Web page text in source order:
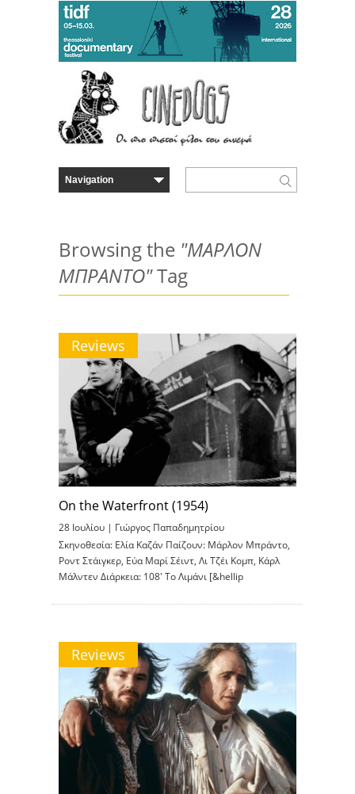
Browsing the "ΜΑΡΛΟΝ
ΜΠΡΑΝΤΟ"Tag
Reviews
On the Waterfront (1954)
28 Ιουλίου | Γιώργος Παπαδημητρίου
Σκηνοθεσία: Ελία Καζάν Παίζουν: Μάρλον Μπράντο,
Ροντ Στάιγκερ, Εύα Μαρί Σέιντ, Λι Τζέι Κομπ, Κάρλ
Μάλντεν Διάρκεια: 108′ To Λιμάνι [&hellip
Reviews